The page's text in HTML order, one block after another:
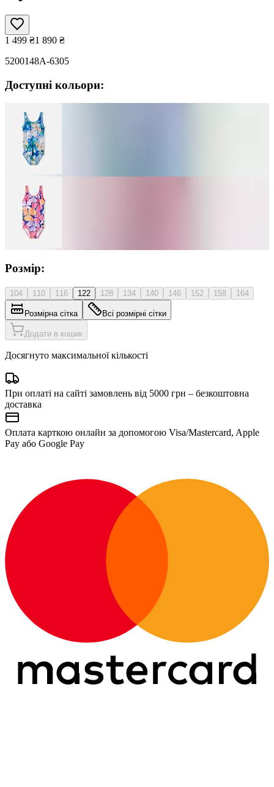
1 499 ₴1 890 ₴
5200148A-6305
Доступні кольори:
Розмір:
104 110 116 122 128 134 140 146 152 158 164
Розмірна сітка Всі розмірні сітки
Додати в кошик
Досягнуто максимальної кількості
При оплаті на сайті замовлень від 5000 грн – безкоштовна
доставка
Оплата карткою онлайн за допомогою Visa/Mastercard, Apple
Pay або Google Pay